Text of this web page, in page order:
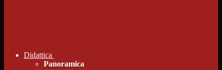
Didattica
Panoramica